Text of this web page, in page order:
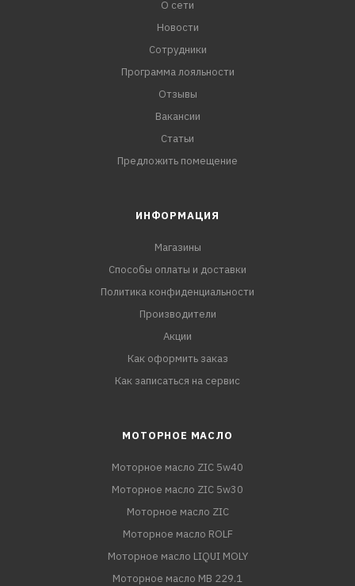
О сети
Новости
Сотрудники
Программа лояльности
Отзывы
Вакансии
Статьи
Предложить помещение
ИНФОРМАЦИЯ
Магазины
Способы оплаты и доставки
Политика конфиденциальности
Производители
Акции
Как оформить заказ
Как записаться на сервис
МОТОРНОЕ МАСЛО
Моторное масло ZIC 5w40
Моторное масло ZIC 5w30
Моторное масло ZIC
Моторное масло ROLF
Моторное масло LIQUI MOLY
Моторное масло MB 229.1